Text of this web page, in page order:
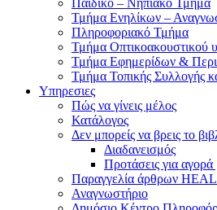
Παιδικό – Νηπιακό Τμήμα
Τμήμα Ενηλίκων –
Πληροφοριακό Τμήμα
Τμήμα Οπτικοακουστικού
Τμήμα Εφημερίδων &
Τμήμα Τοπικής Συλλογής
Υπηρεσιες
Πώς να γίνεις μέλος
Κατάλογος
Δεν μπορείς να βρεις το
Διαδανεισμός
Προτάσεις για αγορά
Παραγγελία άρθρων
Αναγνωστήριο